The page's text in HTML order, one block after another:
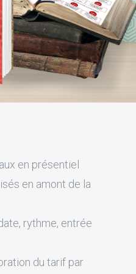
en présentiel
en amont de la
rythme, entrée
du tarif par